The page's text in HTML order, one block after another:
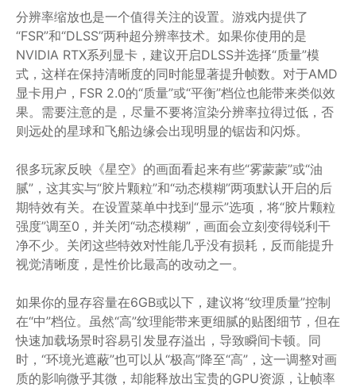
分辨率缩放也是一个值得关注的设置。游戏内提供了
“FSR”和“DLSS”两种超分辨率技术。如果你使用的是
NVIDIA RTX系列显卡，建议开启DLSS并选择“质量”模
式，这样在保持清晰度的同时能显著提升帧数。对于AMD
显卡用户，FSR 2.0的“质量”或“平衡”档位也能带来类似效
果。需要注意的是，尽量不要将渲染分辨率拉得过低，否
则远处的星球和飞船边缘会出现明显的锯齿和闪烁。
很多玩家反映《星空》的画面看起来有些“雾蒙蒙”或“油
腻”，这其实与“胶片颗粒”和“动态模糊”两项默认开启的后
期特效有关。在设置菜单中找到“显示”选项，将“胶片颗粒
强度”调至0，并关闭“动态模糊”，画面会立刻变得锐利干
净不少。关闭这些特效对性能几乎没有损耗，反而能提升
视觉清晰度，是性价比最高的改动之一。
如果你的显存容量在6GB或以下，建议将“纹理质量”控制
在“中”档位。虽然“高”纹理能带来更细腻的贴图细节，但在
快速加载场景时容易引发显存溢出，导致瞬间卡顿。同
时，“环境光遮蔽”也可以从“极高”降至“高”，这一调整对画
质的影响微乎其微，却能释放出宝贵的GPU资源，让帧率